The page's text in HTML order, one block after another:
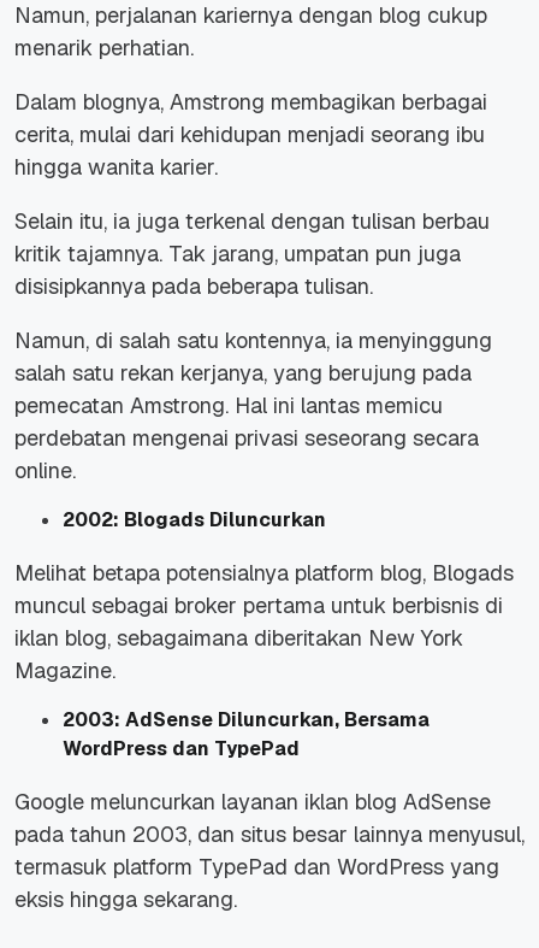
Namun, perjalanan kariernya dengan blog cukup
menarik perhatian.
Dalam blognya, Amstrong membagikan berbagai
cerita, mulai dari kehidupan menjadi seorang ibu
hingga wanita karier.
Selain itu, ia juga terkenal dengan tulisan berbau
kritik tajamnya. Tak jarang, umpatan pun juga
disisipkannya pada beberapa tulisan.
Namun, di salah satu kontennya, ia menyinggung
salah satu rekan kerjanya, yang berujung pada
pemecatan Amstrong. Hal ini lantas memicu
perdebatan mengenai privasi seseorang secara
online.
2002: Blogads Diluncurkan
Melihat betapa potensialnya platform blog, Blogads
muncul sebagai broker pertama untuk berbisnis di
iklan blog, sebagaimana diberitakan New York
Magazine.
2003: AdSense Diluncurkan, Bersama
WordPress dan TypePad
Google meluncurkan layanan iklan blog AdSense
pada tahun 2003, dan situs besar lainnya menyusul,
termasuk platform TypePad dan WordPress yang
eksis hingga sekarang.